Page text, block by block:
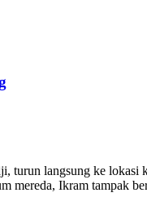
langsung ke
mereda, Ikram tampak